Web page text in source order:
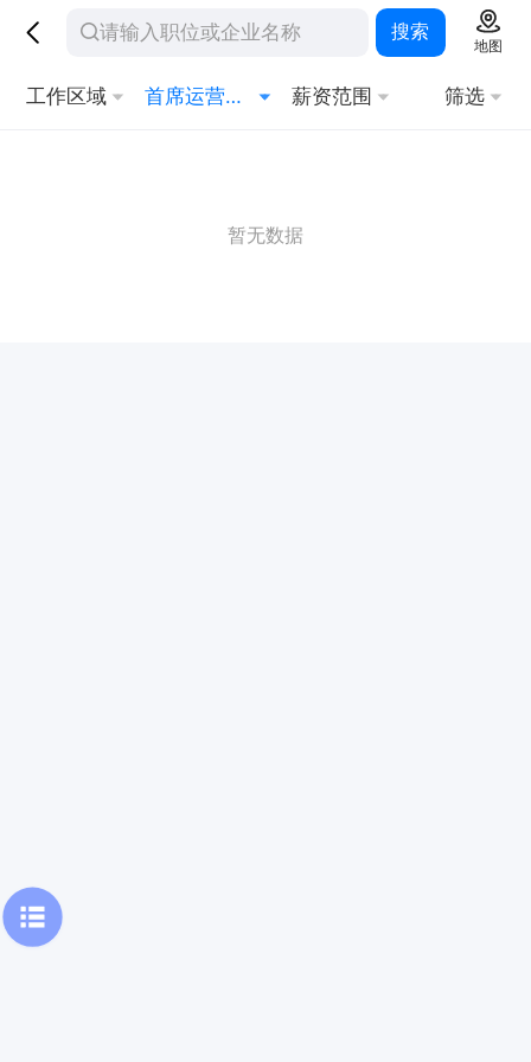
搜索
地图
工作区域 首席运营官COO 薪资范围 筛选
暂无数据